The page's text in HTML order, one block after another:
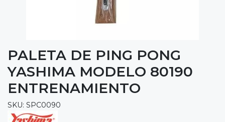
PALETA DE PING PONG
YASHIMA MODELO 80190
ENTRENAMIENTO
SKU: SPC0090